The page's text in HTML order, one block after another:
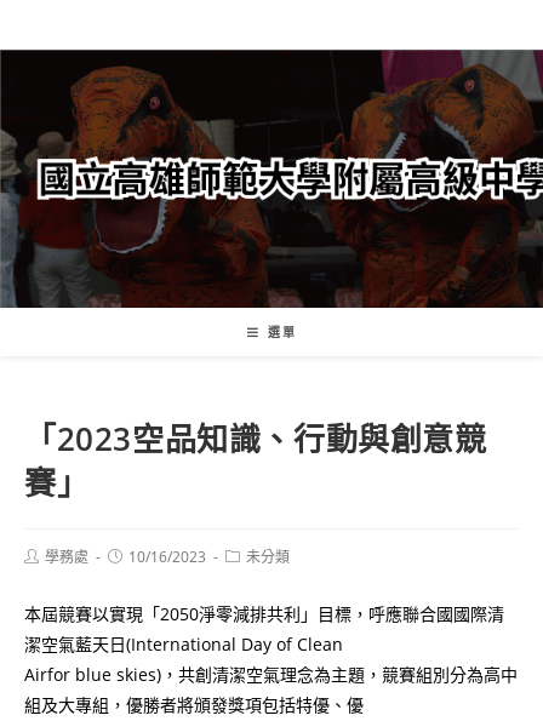
轉
要
內
容
選單
「2023空品知識、行動與創意競
賽」
Post學務處
Post10/16/2023
Post未分類
本屆競賽以實現「2050淨零減排共利」目標，呼應聯合國國際清
潔空氣藍天日(International Day of Clean
Airfor blue skies)，共創清潔空氣理念為主題，競賽組別分為高中
組及大專組，優勝者將頒發獎項包括特優、優